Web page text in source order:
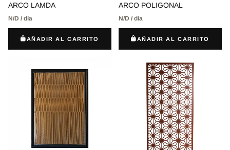
ARCO LAMDA
N/D / día
AÑADIR AL CARRITO
ARCO POLIGONAL
N/D / día
AÑADIR AL CARRITO